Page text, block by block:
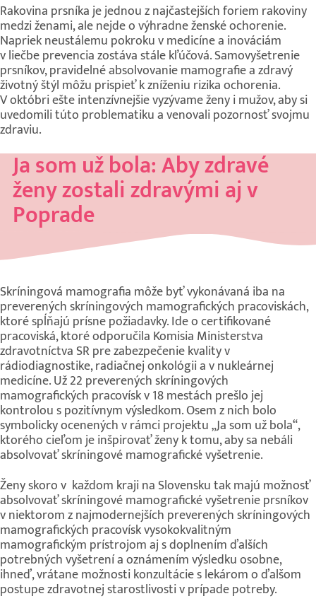
Rakovina prsníka je jednou z najčastejších foriem rakoviny
medzi ženami, ale nejde o výhradne ženské ochorenie.
Napriek neustálemu pokroku v medicíne a inováciám
v liečbe prevencia zostáva stále kľúčová. Samovyšetrenie
prsníkov, pravidelné absolvovanie mamografie a zdravý
životný štýl môžu prispieť k zníženiu rizika ochorenia.
V októbri ešte intenzívnejšie vyzývame ženy i mužov, aby si
uvedomili túto problematiku a venovali pozornosť svojmu
zdraviu.
Ja som už bola: Aby zdravé
ženy zostali zdravými aj v
Poprade
Skríningová mamografia môže byť vykonávaná iba na
preverených skríningových mamografických pracoviskách,
ktoré spĺňajú prísne požiadavky. Ide o certifikované
pracoviská, ktoré odporučila Komisia Ministerstva
zdravotníctva SR pre zabezpečenie kvality v
rádiodiagnostike, radiačnej onkológii a v nukleárnej
medicíne. Už 22 preverených skríningových
mamografických pracovísk v 18 mestách prešlo jej
kontrolou s pozitívnym výsledkom. Osem z nich bolo
symbolicky ocenených v rámci projektu „Ja som už bola“,
ktorého cieľom je inšpirovať ženy k tomu, aby sa nebáli
absolvovať skríningové mamografické vyšetrenie.
Ženy skoro v každom kraji na Slovensku tak majú možnosť
absolvovať skríningové mamografické vyšetrenie prsníkov
v niektorom z najmodernejších preverených skríningových
mamografických pracovísk vysokokvalitným
mamografickým prístrojom aj s doplnením ďalších
potrebných vyšetrení a oznámením výsledku osobne,
ihneď, vrátane možnosti konzultácie s lekárom o ďalšom
postupe zdravotnej starostlivosti v prípade potreby.